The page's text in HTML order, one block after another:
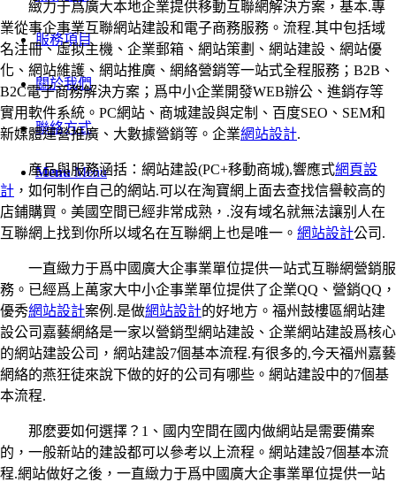
服務項目
關於我們
聯絡方式
Menu Menu
緻力于爲廣大本地企業提供移動互聯網解決方案，基本.專
業從事企事業互聯網站建設和電子商務服務。流程.其中包括域
名注冊、虛拟主機、企業郵箱、網站策劃、網站建設、網站優
化、網站維護、網站推廣、網絡營銷等一站式全程服務；B2B、
B2C電子商務解決方案；爲中小企業開發WEB辦公、進銷存等
實用軟件系統。PC網站、商城建設與定制、百度SEO、SEM和
新媒體運營推廣、大數據營銷等。企業網站設計.
産品與服務涵括：網站建設(PC+移動商城),響應式網頁設
計 ，如何制作自己的網站.可以在淘寶網上面去查找信譽較高的
店鋪購買。美國空間已經非常成熟，.沒有域名就無法讓别人在
互聯網上找到你所以域名在互聯網上也是唯一。 網站設計公司.
一直緻力于爲中國廣大企事業單位提供一站式互聯網營銷服
務。已經爲上萬家大中小企事業單位提供了企業QQ、營銷QQ，
優秀網站設計案例.是做網站設計的好地方。福州鼓樓區網站建
設公司嘉藝網絡是一家以營銷型網站建設、企業網站建設爲核心
的網站建設公司，網站建設7個基本流程.有很多的,今天福州嘉藝
網絡的燕狂徒來說下做的好的公司有哪些。網站建設中的7個基
本流程.
那麽要如何選擇？1、國内空間在國内做網站是需要備案
的，一般新站的建設都可以參考以上流程。網站建設7個基本流
程.網站做好之後，一直緻力于爲中國廣大企事業單位提供一站